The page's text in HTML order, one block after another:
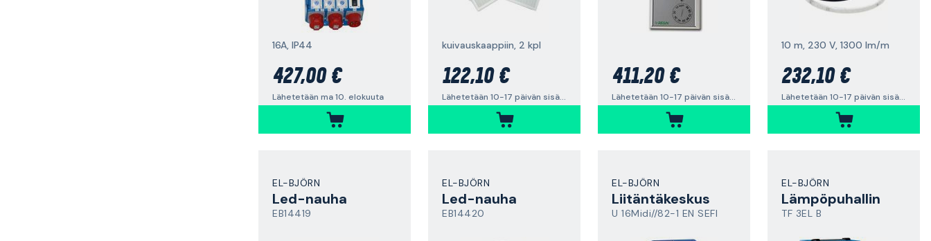
16A, IP44
427,00 €
Lähetetään ma 10. elokuuta
kuivauskaappiin, 2 kpl
122,10 €
Lähetetään 10-17 päivän sisällä
411,20 €
Lähetetään 10-17 päivän sisällä
10 m, 230 V, 1300 lm/m
232,10 €
Lähetetään 10-17 päivän sisällä
EL-BJÖRN
Led-nauha
EB14419
EL-BJÖRN
Led-nauha
EB14420
EL-BJÖRN
Liitäntäkeskus
U 16Midi//82-1 EN SEFI
EL-BJÖRN
Lämpöpuhallin
TF 3EL B